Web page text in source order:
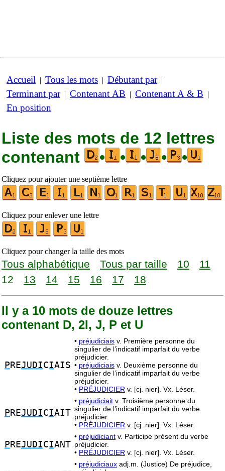
Accueil | Tous les mots | Débutant par|
Terminant par| Contenant AB | Contenant A & B |
En position
Liste des mots de 12 lettres
contenant
• • • • •
Cliquez pour ajouter une septième lettre
Cliquez pour enlever une lettre
Cliquez pour changer la taille des mots
Tous alphabétique Tous par taille 10
11
12
13 14 15 16 17 18
Il y a 10 mots de douze lettres
contenant D, 2I, J, P et U
P REJUDICIAIS
• préjudiciais v. Première personne du
singulier de l’indicatif imparfait du verbe
préjudicier.
• préjudiciais v. Deuxième personne du
singulier de l’indicatif imparfait du verbe
préjudicier.
• PRÉJUDICIER v. [cj. nier]. Vx. Léser.
P REJUDICIAIT
• préjudiciait v. Troisième personne du
singulier de l’indicatif imparfait du verbe
préjudicier.
• PRÉJUDICIER v. [cj. nier]. Vx. Léser.
P REJUDICIANT
• préjudiciant v. Participe présent du verbe
préjudicier.
• PRÉJUDICIER v. [cj. nier]. Vx. Léser.
• préjudiciaux adj.m. (Justice) De préjudice,